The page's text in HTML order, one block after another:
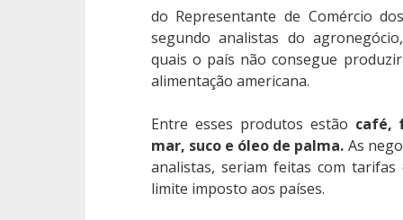
do Representante de Comércio
segundo analistas do
quais o país não consegue
alimentação americana.
Entre esses produtos estão café,
mar, suco e óleo de palma. As
analistas, seriam feitas com tarifas
limite imposto aos países.